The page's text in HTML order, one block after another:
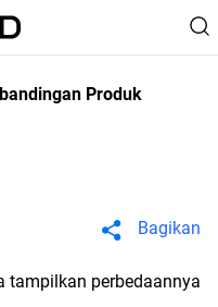
Produk
Bagikan
tampilkan perbedaannya